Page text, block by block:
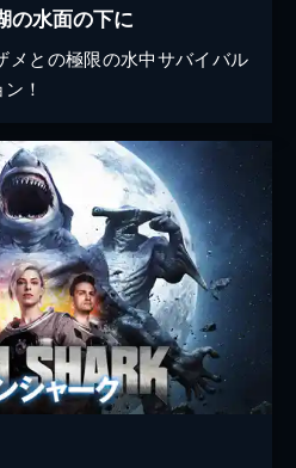
水面の下に
メとの極限の水中サバイバル
！